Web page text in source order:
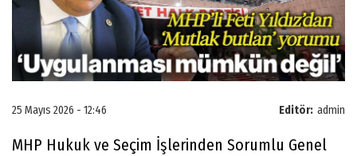
Editör: admin
25 Mayıs 2026 - 12:46
MHP Hukuk ve Seçim İşlerinden Sorumlu Genel